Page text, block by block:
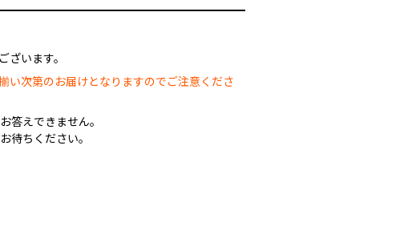
ざいます。
い次第のお届けとなりますのでご注意くださ
答えできません。
待ちください。